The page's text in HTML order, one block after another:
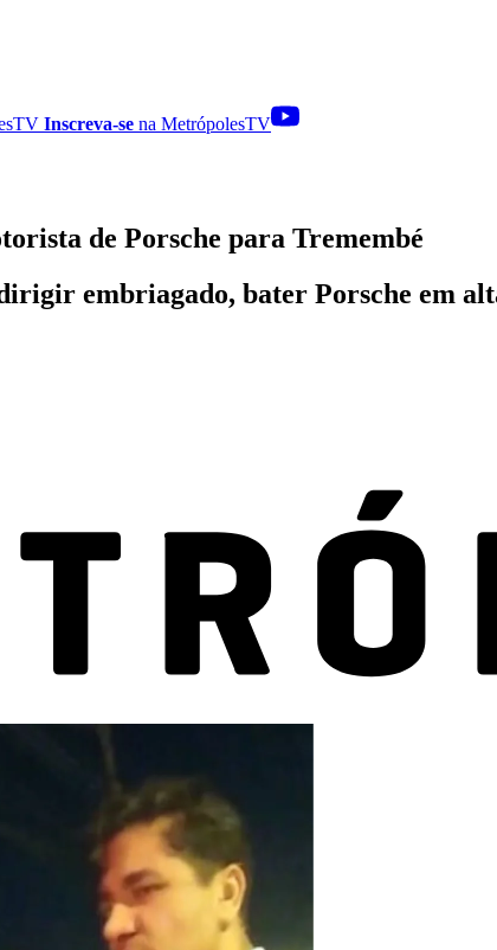
Inscreva-se na MetrópolesTV
de Porsche para Tremembé
embriagado, bater Porsche em